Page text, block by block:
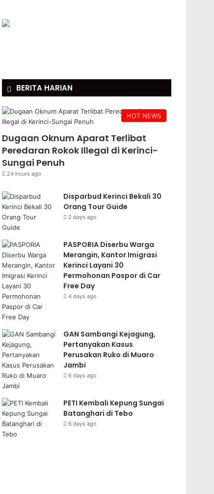
BERITA HARIAN
HOT NEWS
Dugaan Oknum Aparat Terlibat
Peredaran Rokok Illegal di Kerinci-
Sungai Penuh
24 hours ago
Disparbud Kerinci Bekali 30
Orang Tour Guide
2 days ago
PASPORIA Diserbu Warga
Merangin, Kantor Imigrasi
Kerinci Layani 30
Permohonan Paspor di Car
Free Day
4 days ago
GAN Sambangi Kejagung,
Pertanyakan Kasus
Perusakan Ruko di Muaro
Jambi
6 days ago
PETI Kembali Kepung Sungai
Batanghari di Tebo
6 days ago